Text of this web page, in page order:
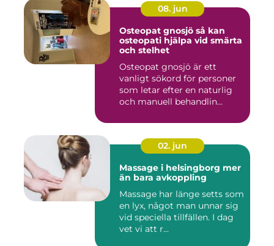
08. jun
Osteopat gnosjö så kan
osteopati hjälpa vid smärta
och stelhet
Osteopat gnosjö är ett
vanligt sökord för personer
som letar efter en naturlig
och manuell behandlin...
02. jun
Massage i helsingborg mer
än bara avkoppling
Massage har länge setts som
en lyx, något man unnar sig
vid speciella tillfällen. I dag
vet vi att r...